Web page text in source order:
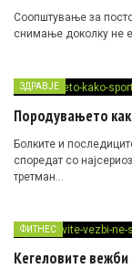
Соопштување за
снимање доколку не
ЗДРАВЈЕ
Породувањето
Болките и
споредат со
третман…
ФИТНЕС
Кегеловите вежби